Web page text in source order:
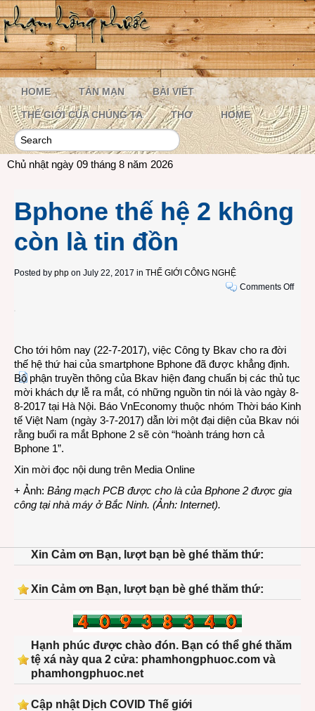
HOME TẢN MẠN BÀI VIẾT
THẾ GIỚI CỦA CHÚNG TA THƠ HOME
Chủ nhật ngày 09 tháng 8 năm 2026
Bphone thế hệ 2 không
còn là tin đồn
Posted by php on July 22, 2017 in THẾ GIỚI CÔNG NGHỆ
Comments Offon
là
tin
đồn
Cho tới hôm nay (22-7-2017), việc Công ty Bkav cho ra đời
thế hệ thứ hai của smartphone Bphone đã được khẳng định.
Bộ phận truyền thông của Bkav hiện đang chuẩn bị các thủ tục
mời khách dự lễ ra mắt, có những nguồn tin nói là vào ngày 8-
8-2017 tại Hà Nội. Báo VnEconomy thuộc nhóm Thời báo Kinh
tế Việt Nam (ngày 3-7-2017) dẫn lời một đại diện của Bkav nói
rằng buổi ra mắt Bphone 2 sẽ còn “hoành tráng hơn cả
Bphone 1”.
Xin mời đọc nội dung trên Media Online
+ Ảnh: Bảng mạch PCB được cho là của Bphone 2 được gia
công tại nhà máy ở Bắc Ninh. (Ảnh: Internet).
Xin Cảm ơn Bạn, lượt bạn bè ghé thăm thứ:
Xin Cảm ơn Bạn, lượt bạn bè ghé thăm thứ:
Hạnh phúc được chào đón. Bạn có thể ghé thăm
tệ xá này qua 2 cửa: phamhongphuoc.com và
phamhongphuoc.net
Cập nhật Dịch COVID Thế giới